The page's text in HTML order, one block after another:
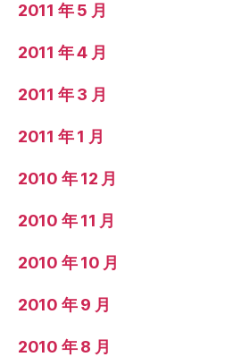
2011 年 5 月
2011 年 4 月
2011 年 3 月
2011 年 1 月
2010 年 12 月
2010 年 11 月
2010 年 10 月
2010 年 9 月
2010 年 8 月